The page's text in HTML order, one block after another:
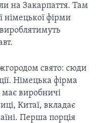
на Закарпаття. Там
німецької фірми
свято: сюди
Німецька фірма
виробничі
Китаї, вкладає
Перша порція